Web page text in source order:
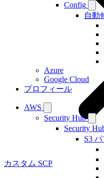
Config
自動
Azure
Google Cloud
プロフィール
AWS
Security Hub
Security
S3
カスタム SCP